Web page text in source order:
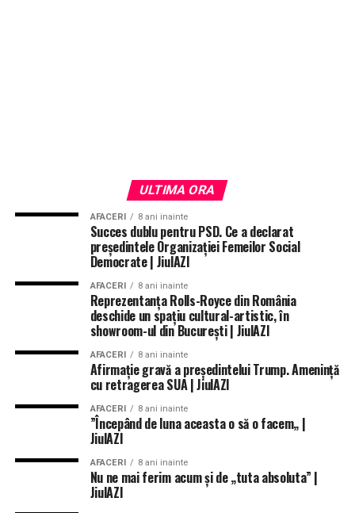
ULTIMA ORA
AFACERI 8 ani inainte
Succes dublu pentru PSD. Ce a declarat
preşedintele Organizaţiei Femeilor Social
Democrate | JiulAZI
AFACERI 8 ani inainte
Reprezentanţa Rolls-Royce din România
deschide un spaţiu cultural-artistic, în
showroom-ul din Bucureşti | JiulAZI
AFACERI 8 ani inainte
Afirmaţie gravă a preşedintelui Trump. Ameninţă
cu retragerea SUA | JiulAZI
AFACERI 8 ani inainte
”Începând de luna aceasta o să o facem„ |
JiulAZI
AFACERI 8 ani inainte
Nu ne mai ferim acum şi de „tuta absoluta” |
JiulAZI